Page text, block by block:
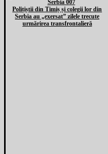
Polițiștii din Timiș și colegii lor din
Serbia au „exersat” zilele trecute
urmărirea transfrontalieră